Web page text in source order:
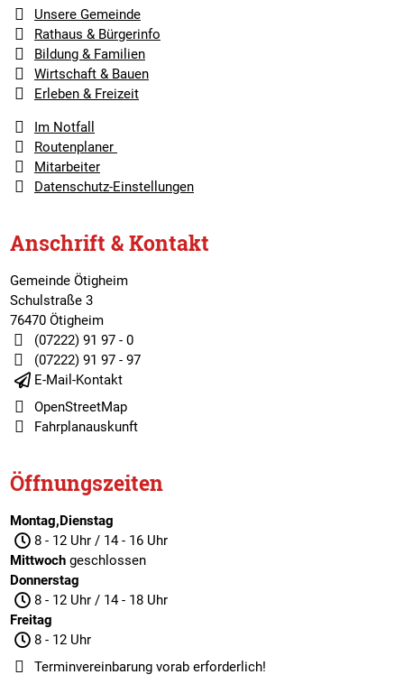
Unsere Gemeinde
Rathaus & Bürgerinfo
Bildung & Familien
Wirtschaft & Bauen
Erleben & Freizeit
Im Notfall
Routenplaner
Mitarbeiter
Datenschutz-Einstellungen
Anschrift & Kontakt
Gemeinde Ötigheim
Schulstraße 3
76470 Ötigheim
(07222) 91 97 - 0
(07222) 91 97 - 97
E-Mail-Kontakt
OpenStreetMap
Fahrplanauskunft
Öffnungszeiten
Montag,Dienstag
8 - 12 Uhr / 14 - 16 Uhr
Mittwochgeschlossen
Donnerstag
8 - 12 Uhr / 14 - 18 Uhr
Freitag
8 - 12 Uhr
Terminvereinbarungvorab erforderlich!